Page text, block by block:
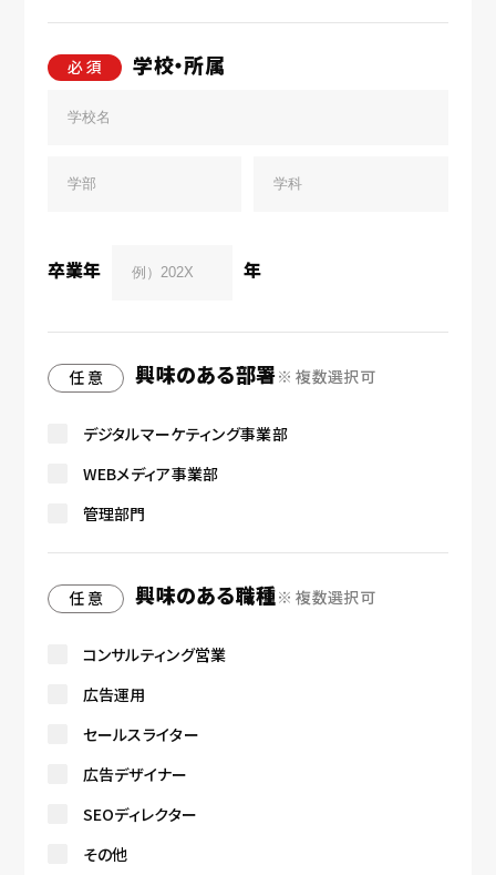
必 須 学校・所属
卒業年 年
任 意 興味のある部署※ 複数選択可
デジタルマーケティング事業部
WEBメディア事業部
管理部門
任 意 興味のある職種※ 複数選択可
コンサルティング営業
広告運用
セールスライター
広告デザイナー
SEOディレクター
その他